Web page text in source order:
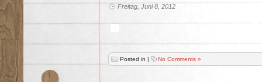
Freitag, Juni 8, 2012
Posted in No Comments »